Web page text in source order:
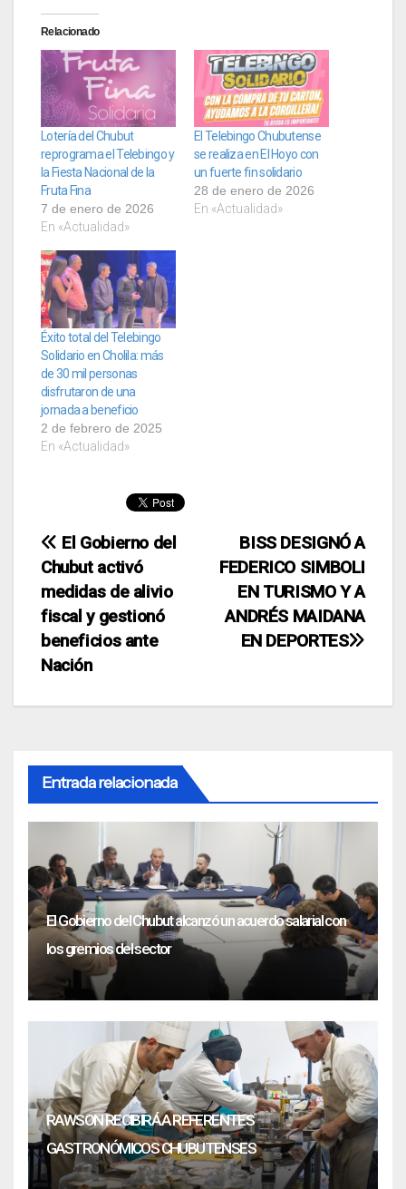
Relacionado
Lotería del Chubut
reprograma el Telebingo y
la Fiesta Nacional de la
Fruta Fina
7 de enero de 2026
En «Actualidad»
El Telebingo Chubutense
se realiza en El Hoyo con
un fuerte fin solidario
28 de enero de 2026
En «Actualidad»
Éxito total del Telebingo
Solidario en Cholila: más
de 30 mil personas
disfrutaron de una
jornada a beneficio
2 de febrero de 2025
En «Actualidad»
Navegación
de
entradas
BISS DESIGNÓ A
FEDERICO SIMBOLI
EN TURISMO Y A
ANDRÉS MAIDANA
EN DEPORTES
El Gobierno del
Chubut activó
medidas de alivio
fiscal y gestionó
beneficios ante
Nación
Entrada relacionada
El Gobierno del Chubut alcanzó un acuerdo salarial con
los gremios del sector
RAWSON RECIBIRÁ A REFERENTES
GASTRONÓMICOS CHUBUTENSES